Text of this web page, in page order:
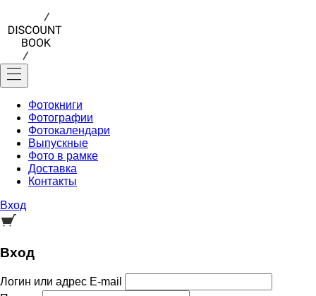
Фотокниги
Фотографии
Фотокалендари
Выпускные
Фото в рамке
Доставка
Контакты
Вход
Вход
Логин или адрес E-mail